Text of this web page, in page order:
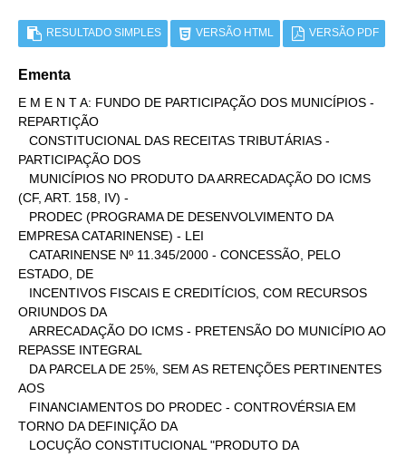
RESULTADO SIMPLES VERSÃO HTML VERSÃO PDF
Ementa
E M E N T A: FUNDO DE PARTICIPAÇÃO DOS MUNICÍPIOS -
REPARTIÇÃO
PARTICIPAÇÃO DOS
(CF, ART. 158, IV) -
EMPRESA CATARINENSE) - LEI
ESTADO, DE
ORIUNDOS DA
REPASSE INTEGRAL
AOS
TORNO DA DEFINIÇÃO DA